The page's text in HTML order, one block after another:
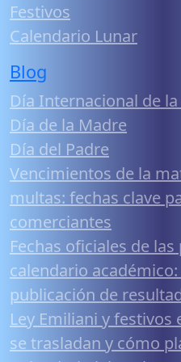
Festivos
Calendario Lunar
Blog
Día Internacional de
Día de la Madre
Día del Padre
Vencimientos de la
multas: fechas clave
comerciantes
Fechas oficiales de
calendario
publicación de
Ley Emiliani y festivos
se trasladan y cómo